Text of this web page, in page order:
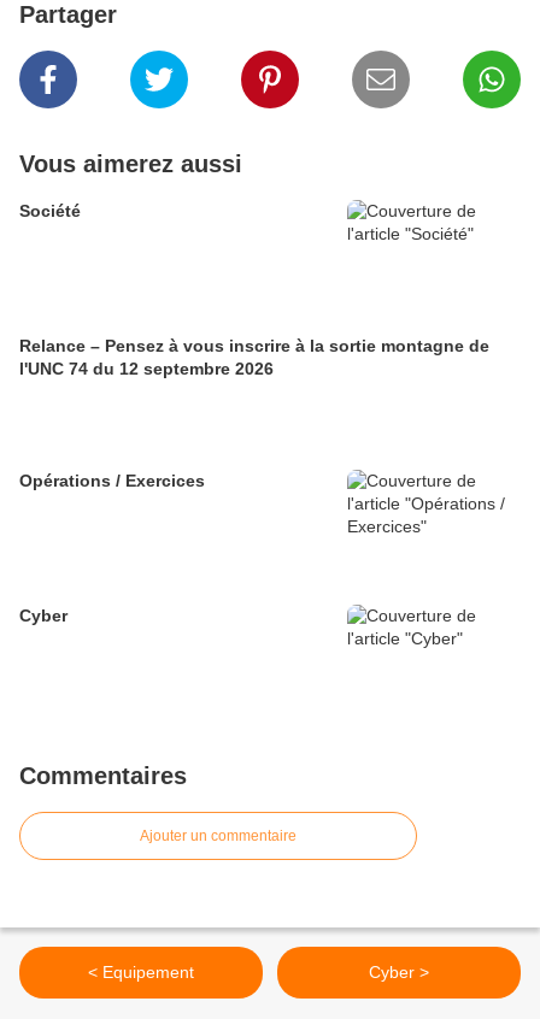
Partager
Vous aimerez aussi
Société
Relance – Pensez à vous inscrire à la sortie montagne de
l'UNC 74 du 12 septembre 2026
Opérations / Exercices
Cyber
Commentaires
Ajouter un commentaire
< Equipement Cyber >